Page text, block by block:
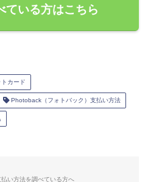
ている方はこちら
カード
Photoback（フォトバック）支払い方法
い方法を調べている方へ